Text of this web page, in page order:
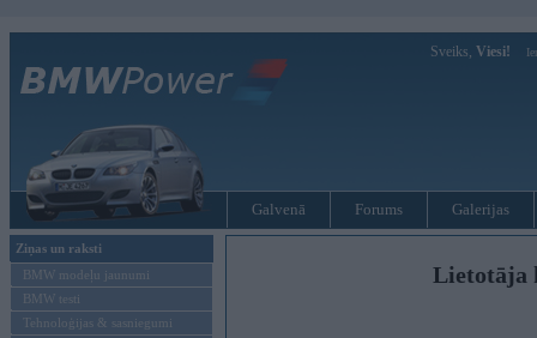
Sveiks, Viesi!
Galvenā Forums Galerijas
Ziņas un raksti
BMW modeļu jaunumi
BMW testi
Tehnoloģijas & sasniegumi
Lietotāja